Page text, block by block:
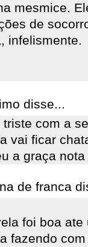
mesmice.
de
infelismente.
disse...
triste com a
vai ficar
a graça
de franca
foi boa
fazendo